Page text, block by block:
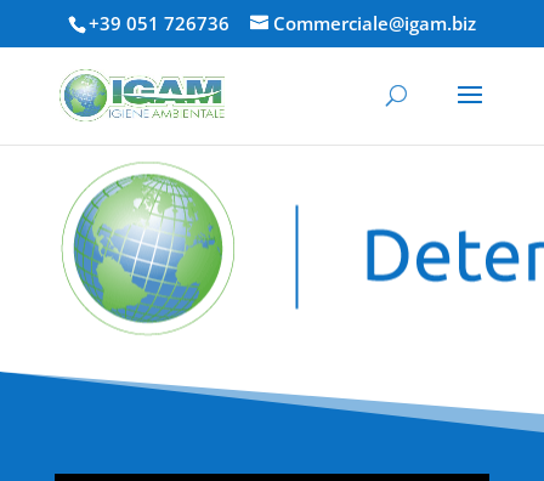
+39 051 726736 Commerciale@igam.biz